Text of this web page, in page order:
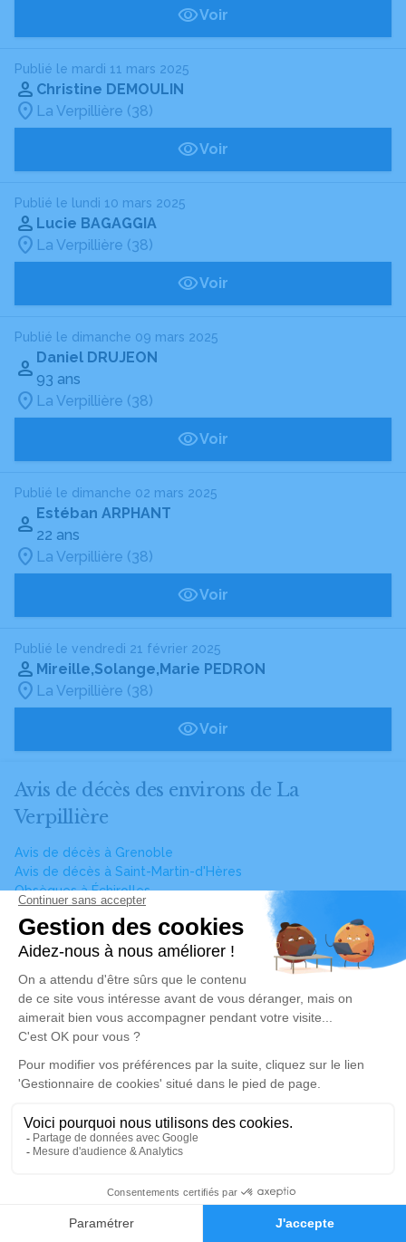
Voir
Publié le mardi 11 mars 2025
Christine DEMOULIN
La Verpillière (38)
Voir
Publié le lundi 10 mars 2025
Lucie BAGAGGIA
La Verpillière (38)
Voir
Publié le dimanche 09 mars 2025
Daniel DRUJEON
93 ans
La Verpillière (38)
Voir
Publié le dimanche 02 mars 2025
Estéban ARPHANT
22 ans
La Verpillière (38)
Voir
Publié le vendredi 21 février 2025
Mireille,Solange,Marie PEDRON
La Verpillière (38)
Voir
Avis de décès des environs de La
Verpillière
Avis de décès à Grenoble
Avis de décès à Saint-Martin-d'Hères
Obsèques à Échirolles
Obsèques à Vienne
Avis de décès à Bourgoin-Jallieu
Obsèques à Villefontaine
Obsèques à Frontonas
Obsèques à Vaulx-Milieu
Obsèques à Bonnefamille
Voir plus
Pompes Funèbres
Toutes les agences de pompes funèbres à La Verpillière
Vous ne trouvez pas l’avis de décès recherché ?
Pour affiner votre recherche, utilisez la barre de recherche
en renseignant le nom de la personne concernée ou la
commune associée.
Alerte décès 38